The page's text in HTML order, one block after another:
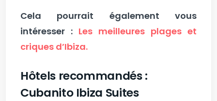
Cela pourrait également vous
intéresser : Les meilleures plages et
criques d’Ibiza.
Hôtels recommandés :
Cubanito Ibiza Suites